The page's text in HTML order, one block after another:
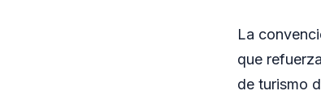
La
que
de turismo